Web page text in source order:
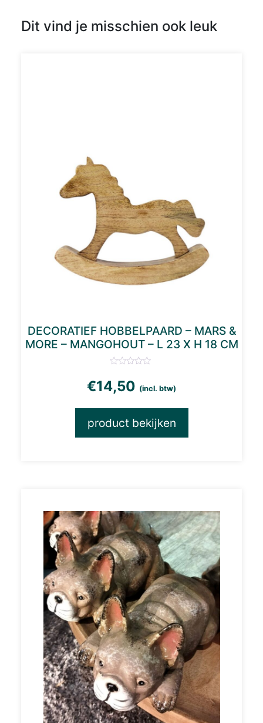
Dit vind je misschien ook leuk
DECORATIEF HOBBELPAARD – MARS &
MORE – MANGOHOUT – L 23 X H 18 CM
€14,50 (incl. btw)
product bekijken